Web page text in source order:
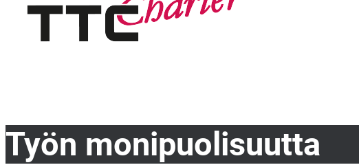
Työn monipuolisuutta